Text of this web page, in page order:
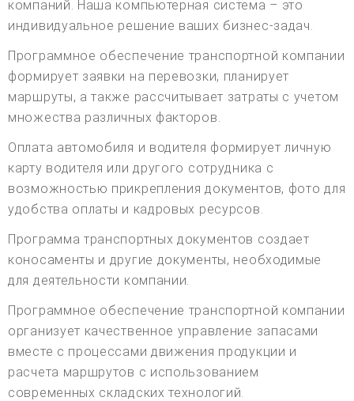
компаний. Наша компьютерная система – это
индивидуальное решение ваших бизнес-задач.
Программное обеспечение транспортной компании
формирует заявки на перевозки, планирует
маршруты, а также рассчитывает затраты с учетом
множества различных факторов.
Оплата автомобиля и водителя формирует личную
карту водителя или другого сотрудника с
возможностью прикрепления документов, фото для
удобства оплаты и кадровых ресурсов.
Программа транспортных документов создает
коносаменты и другие документы, необходимые
для деятельности компании.
Программное обеспечение транспортной компании
организует качественное управление запасами
вместе с процессами движения продукции и
расчета маршрутов с использованием
современных складских технологий.